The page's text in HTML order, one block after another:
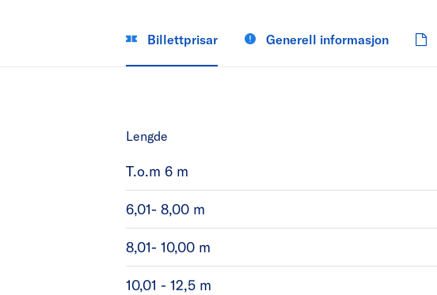
Billettprisar Generell informasjon
Lengde
T.o.m 6 m
6,01- 8,00 m
8,01- 10,00 m
10,01 - 12,5 m